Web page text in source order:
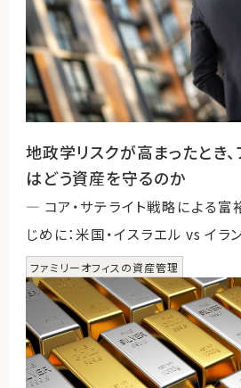
地政学リスクが高まったとき、
はどう資産を守るのか
― コア・サテライト戦略による富
じめに：米国・イスラエル vs イラ
ファミリーオフィスの資産管理